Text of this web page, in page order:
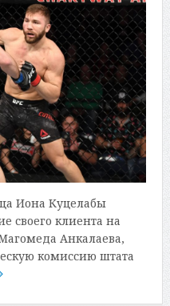
Иона Куцелабы
своего клиента на
Анкалаева,
комиссию штата